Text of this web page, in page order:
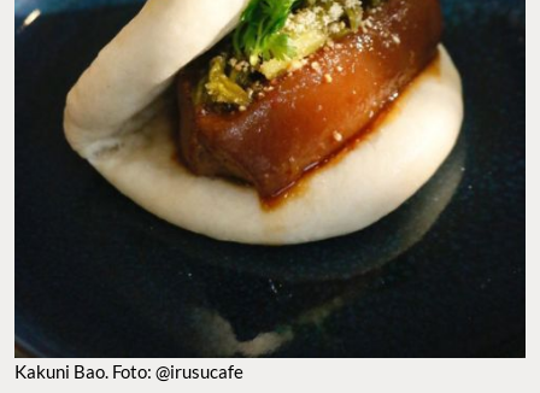
Kakuni Bao. Foto: @irusucafe